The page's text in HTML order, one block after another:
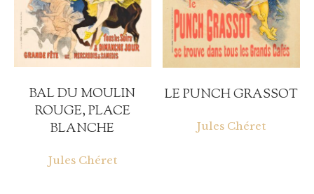
BAL DU MOULIN
ROUGE, PLACE
BLANCHE
Jules Chéret
LE PUNCH GRASSOT
Jules Chéret